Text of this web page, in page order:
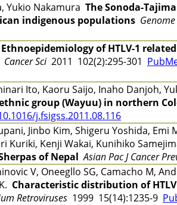
Yukio Nakamura The Sonoda-
indigenous populations
Ethnoepidemiology of HTLV-1
Cancer Sci2011 102(2):295-301
Ito, Kaoru Saijo, Inaho Danjoh,
group (Wayuu) in northern
j.fsigss.2011.08.116
Jinbo Kim, Shigeru Yoshida, Emi
Kuriki, Kenji Wakai, Kunihiko
of Nepal Asian Pac J Cancer
V, Oneegllo SG, Camacho M,
Characteristic distribution of
Retroviruses 1999 15(14):1235-9